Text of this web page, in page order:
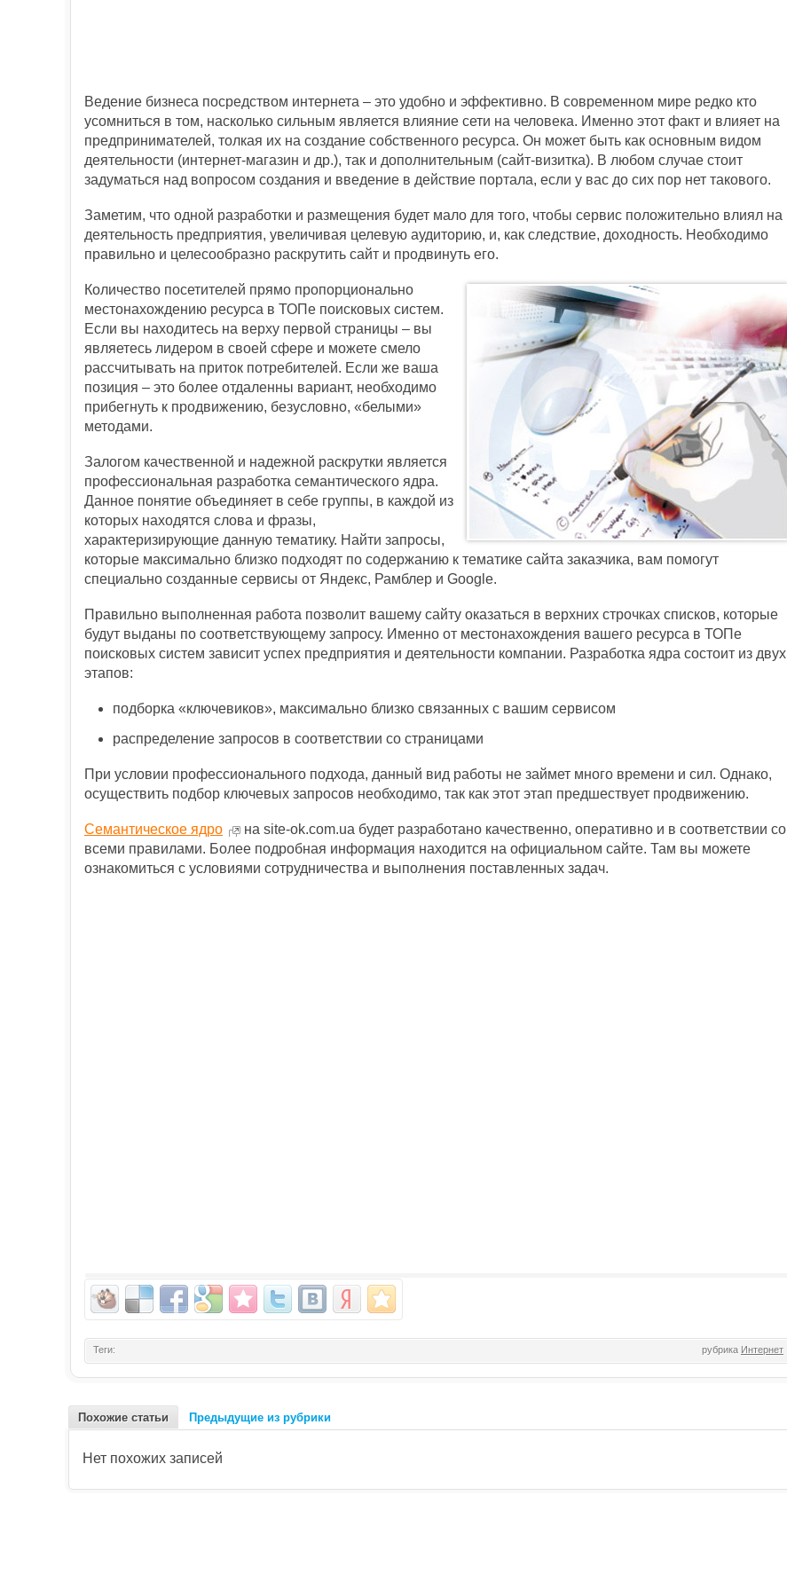
Ведение бизнеса посредством интернета – это удобно и эффективно. В современном мире редко кто
усомниться в том, насколько сильным является влияние сети на человека. Именно этот факт и влияет на
предпринимателей, толкая их на создание собственного ресурса. Он может быть как основным видом
деятельности (интернет-магазин и др.), так и дополнительным (сайт-визитка). В любом случае стоит
задуматься над вопросом создания и введение в действие портала, если у вас до сих пор нет такового.
Заметим, что одной разработки и размещения будет мало для того, чтобы сервис положительно влиял на
деятельность предприятия, увеличивая целевую аудиторию, и, как следствие, доходность. Необходимо
правильно и целесообразно раскрутить сайт и продвинуть его.
Количество посетителей прямо пропорционально
местонахождению ресурса в ТОПе поисковых систем.
Если вы находитесь на верху первой страницы – вы
являетесь лидером в своей сфере и можете смело
рассчитывать на приток потребителей. Если же ваша
позиция – это более отдаленны вариант, необходимо
прибегнуть к продвижению, безусловно, «белыми»
методами.
Залогом качественной и надежной раскрутки является
профессиональная разработка семантического ядра.
Данное понятие объединяет в себе группы, в каждой из
которых находятся слова и фразы,
характеризирующие данную тематику. Найти запросы,
которые максимально близко подходят по содержанию к тематике сайта заказчика, вам помогут
специально созданные сервисы от Яндекс, Рамблер и Google.
Правильно выполненная работа позволит вашему сайту оказаться в верхних строчках списков, которые
будут выданы по соответствующему запросу. Именно от местонахождения вашего ресурса в ТОПе
поисковых систем зависит успех предприятия и деятельности компании. Разработка ядра состоит из двух
этапов:
подборка «ключевиков», максимально близко связанных с вашим сервисом
распределение запросов в соответствии со страницами
При условии профессионального подхода, данный вид работы не займет много времени и сил. Однако,
осуществить подбор ключевых запросов необходимо, так как этот этап предшествует продвижению.
Семантическое ядро
на site-ok.com.ua будет разработано качественно, оперативно и в соответствии со
всеми правилами. Более подробная информация находится на официальном сайте. Там вы можете
ознакомиться с условиями сотрудничества и выполнения поставленных задач.
Теги: рубрика Интернет
Похожие статьи Предыдущие из рубрики
Нет похожих записей